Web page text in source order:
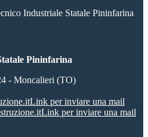
Industriale Statale Pininfarina
Pininfarina
- Moncalieri (TO)
Link per inviare una mail
Link per inviare una mail